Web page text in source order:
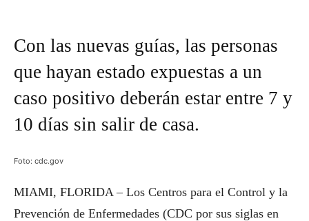
Con las nuevas guías, las personas
que hayan estado expuestas a un
caso positivo deberán estar entre 7 y
10 días sin salir de casa.
Foto: cdc.gov
MIAMI, FLORIDA – Los Centros para el Control y la
Prevención de Enfermedades (CDC por sus siglas en